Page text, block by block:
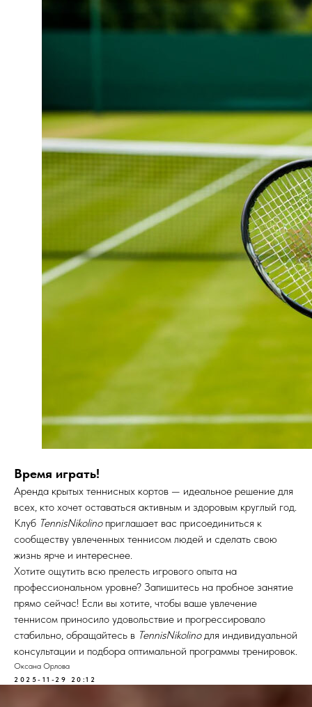
Время играть!
Аренда крытых теннисных кортов — идеальное решение для
всех, кто хочет оставаться активным и здоровым круглый год.
Клуб TennisNikolinoприглашает вас присоединиться к
сообществу увлеченных теннисом людей и сделать свою
жизнь ярче и интереснее.
Хотите ощутить всю прелесть игрового опыта на
профессиональном уровне? Запишитесь на пробное занятие
прямо сейчас! Если вы хотите, чтобы ваше увлечение
теннисом приносило удовольствие и прогрессировало
стабильно, обращайтесь в TennisNikolinoдля индивидуальной
консультации и подбора оптимальной программы тренировок.
Оксана Орлова
2025-11-29 20:12